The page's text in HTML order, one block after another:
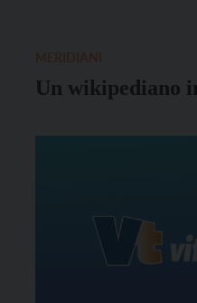
Un wikipediano